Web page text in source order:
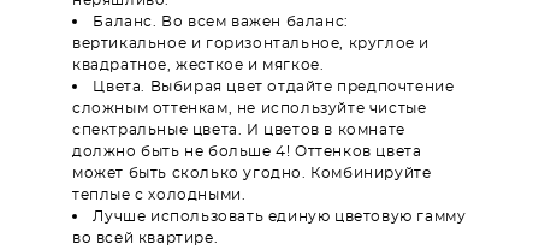
Баланс. Во всем важен баланс:
вертикальное и горизонтальное, круглое и
квадратное, жесткое и мягкое.
Цвета. Выбирая цвет отдайте предпочтение
сложным оттенкам, не используйте чистые
спектральные цвета. И цветов в комнате
должно быть не больше 4! Оттенков цвета
может быть сколько угодно. Комбинируйте
теплые с холодными.
Лучше использовать единую цветовую гамму
во всей квартире.